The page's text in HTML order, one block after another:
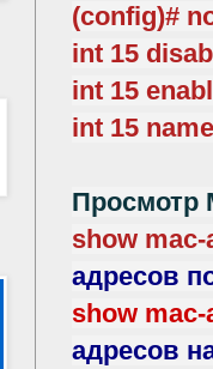
(config)#
int 15
int 15
int 15
Просмотр
show
адресов
show
адресов